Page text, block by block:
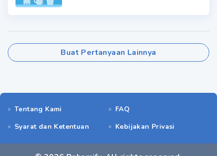
Buat Pertanyaan Lainnya
Tentang Kami
FAQ
Syarat dan Ketentuan
Kebijakan Privasi